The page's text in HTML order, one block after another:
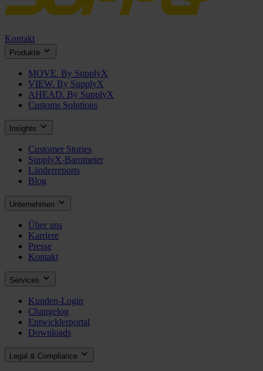
Kontakt
Produkte
MOVE. By SupplyX
VIEW. By SupplyX
AHEAD. By SupplyX
Customs Solutions
Insights
Customer Stories
SupplyX-Barometer
Länderreports
Blog
Unternehmen
Über uns
Karriere
Presse
Kontakt
Services
Kunden-Login
Changelog
Entwicklerportal
Downloads
Legal & Compliance